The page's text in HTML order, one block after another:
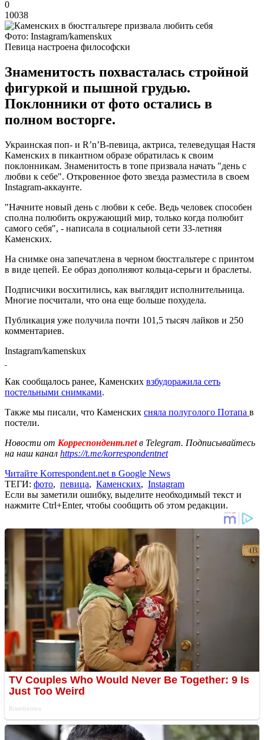
0
10038
Фото: Instagram/kamenskux
Певица настроена философски
Знаменитость похвасталась стройной
фигуркой и пышной грудью.
Поклонники от фото остались в
полном восторге.
Украинская поп- и R’n’B-певица, актриса, телеведущая Настя
Каменских в пикантном образе обратилась к своим
поклонникам. Знаменитость в топе призвала начать "день с
любви к себе". Откровенное фото звезда разместила в своем
Instagram-аккаунте.
"Начните новый день с любви к себе. Ведь человек способен
сполна полюбить окружающий мир, только когда полюбит
самого себя", - написала в социальной сети 33-летняя
Каменских.
На снимке она запечатлена в черном бюстгальтере с принтом
в виде цепей. Ее образ дополняют кольца-серьги и браслеты.
Подписчики восхитились, как выглядит исполнительница.
Многие посчитали, что она еще больше похудела.
Публикация уже получила почти 101,5 тысяч лайков и 250
комментариев.
Instagram/kamenskux
Как сообщалось ранее, Каменских взбудоражила сеть
постельными снимками.
Также мы писали, что Каменских сняла полуголого Потапа в
постели.
Новости от Корреспондент.netв Telegram. Подписывайтесь
на наш канал https://t.me/korrespondentnet
Читайте Korrespondent.net в Google News
ТЕГИ: фото, певица, Каменских, Instagram
Если вы заметили ошибку, выделите необходимый текст и
нажмите Ctrl+Enter, чтобы сообщить об этом редакции.